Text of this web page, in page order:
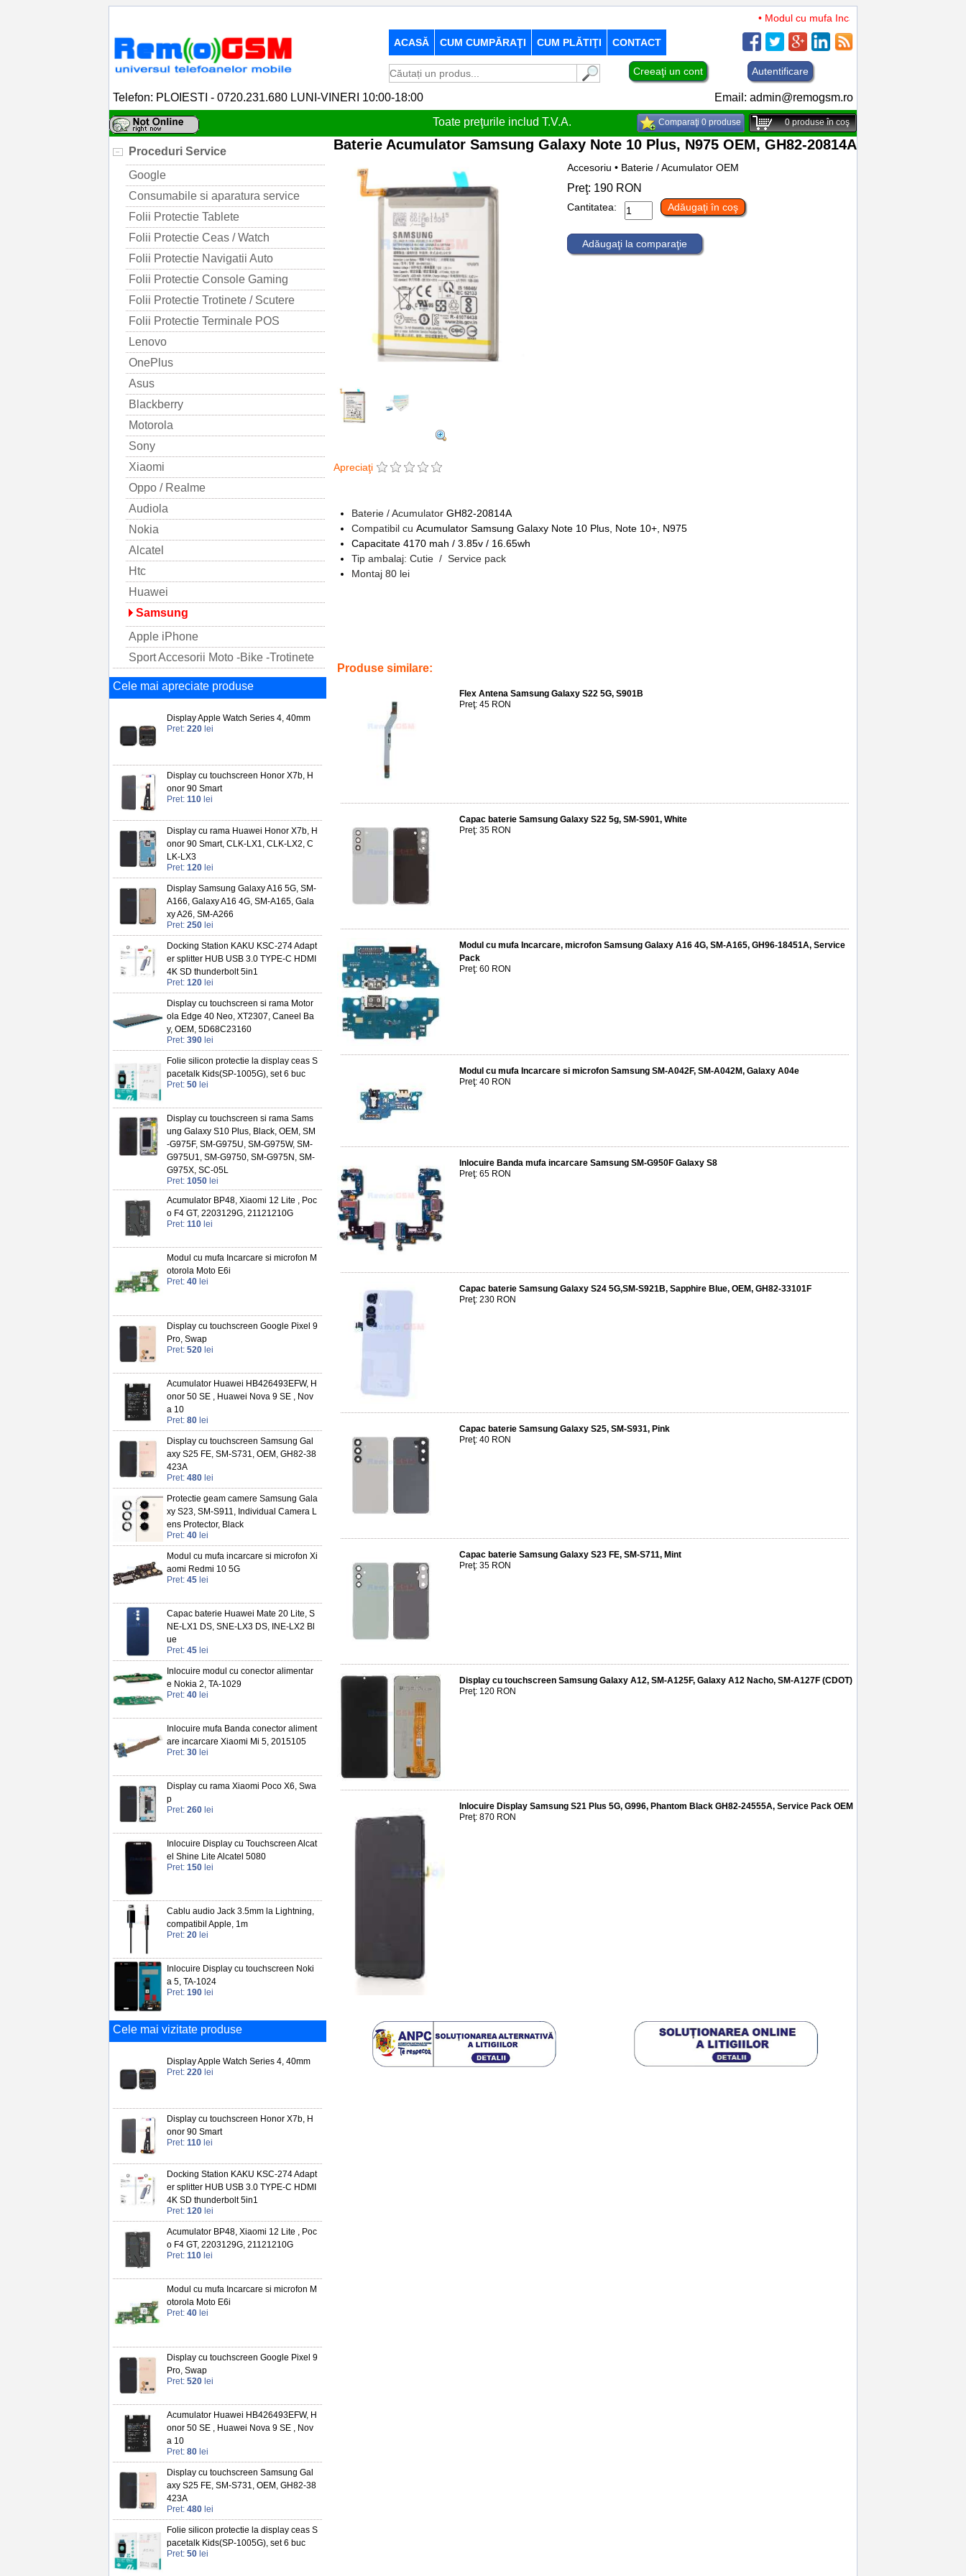
• Modul cu mufa Incarcare si microfon TCL 50
ACASĂ CUM CUMPĂRAŢI CUM PLĂTIŢI CONTACT
Creeaţi un cont Autentificare
Telefon: PLOIESTI - 0720.231.680 LUNI-VINERI 10:00-18:00 Email: admin@remogsm.ro
Toate preţurile includ T.V.A.
Comparaţi 0 produse 0produse în coş
Proceduri Service
Google
Consumabile si aparatura service
Folii Protectie Tablete
Folii Protectie Ceas / Watch
Folii Protectie Navigatii Auto
Folii Protectie Console Gaming
Folii Protectie Trotinete / Scutere
Folii Protectie Terminale POS
Lenovo
OnePlus
Asus
Blackberry
Motorola
Sony
Xiaomi
Oppo / Realme
Audiola
Nokia
Alcatel
Htc
Huawei
Samsung
Apple iPhone
Sport Accesorii Moto -Bike -Trotinete
Cele mai apreciate produse
Display Apple Watch Series 4, 40mm
Pret: 220 lei
Display cu touchscreen Honor X7b, H
onor 90 Smart
Pret: 110 lei
Display cu rama Huawei Honor X7b, H
onor 90 Smart, CLK-LX1, CLK-LX2, C
LK-LX3
Pret: 120 lei
Display Samsung Galaxy A16 5G, SM-
A166, Galaxy A16 4G, SM-A165, Gala
xy A26, SM-A266
Pret: 250 lei
Docking Station KAKU KSC-274 Adapt
er splitter HUB USB 3.0 TYPE-C HDMI
4K SD thunderbolt 5in1
Pret: 120 lei
Display cu touchscreen si rama Motor
ola Edge 40 Neo, XT2307, Caneel Ba
y, OEM, 5D68C23160
Pret: 390 lei
Folie silicon protectie la display ceas S
pacetalk Kids(SP-1005G), set 6 buc
Pret: 50 lei
Display cu touchscreen si rama Sams
ung Galaxy S10 Plus, Black, OEM, SM
-G975F, SM-G975U, SM-G975W, SM-
G975U1, SM-G9750, SM-G975N, SM-
G975X, SC-05L
Pret: 1050 lei
Acumulator BP48, Xiaomi 12 Lite , Poc
o F4 GT, 2203129G, 21121210G
Pret: 110 lei
Modul cu mufa Incarcare si microfon M
otorola Moto E6i
Pret: 40 lei
Display cu touchscreen Google Pixel 9
Pro, Swap
Pret: 520 lei
Acumulator Huawei HB426493EFW, H
onor 50 SE , Huawei Nova 9 SE , Nov
a 10
Pret: 80 lei
Display cu touchscreen Samsung Gal
axy S25 FE, SM-S731, OEM, GH82-38
423A
Pret: 480 lei
Protectie geam camere Samsung Gala
xy S23, SM-S911, Individual Camera L
ens Protector, Black
Pret: 40 lei
Modul cu mufa incarcare si microfon Xi
aomi Redmi 10 5G
Pret: 45 lei
Capac baterie Huawei Mate 20 Lite, S
NE-LX1 DS, SNE-LX3 DS, INE-LX2 Bl
ue
Pret: 45 lei
Inlocuire modul cu conector alimentar
e Nokia 2, TA-1029
Pret: 40 lei
Inlocuire mufa Banda conector aliment
are incarcare Xiaomi Mi 5, 2015105
Pret: 30 lei
Display cu rama Xiaomi Poco X6, Swa
p
Pret: 260 lei
Inlocuire Display cu Touchscreen Alcat
el Shine Lite Alcatel 5080
Pret: 150 lei
Cablu audio Jack 3.5mm la Lightning,
compatibil Apple, 1m
Pret: 20 lei
Inlocuire Display cu touchscreen Noki
a 5, TA-1024
Pret: 190 lei
Cele mai vizitate produse
Display Apple Watch Series 4, 40mm
Pret: 220 lei
Display cu touchscreen Honor X7b, H
onor 90 Smart
Pret: 110 lei
Docking Station KAKU KSC-274 Adapt
er splitter HUB USB 3.0 TYPE-C HDMI
4K SD thunderbolt 5in1
Pret: 120 lei
Acumulator BP48, Xiaomi 12 Lite , Poc
o F4 GT, 2203129G, 21121210G
Pret: 110 lei
Modul cu mufa Incarcare si microfon M
otorola Moto E6i
Pret: 40 lei
Display cu touchscreen Google Pixel 9
Pro, Swap
Pret: 520 lei
Acumulator Huawei HB426493EFW, H
onor 50 SE , Huawei Nova 9 SE , Nov
a 10
Pret: 80 lei
Display cu touchscreen Samsung Gal
axy S25 FE, SM-S731, OEM, GH82-38
423A
Pret: 480 lei
Folie silicon protectie la display ceas S
pacetalk Kids(SP-1005G), set 6 buc
Pret: 50 lei
Baterie Acumulator Samsung Galaxy Note 10 Plus, N975 OEM, GH82-20814A
Apreciaţi
Accesoriu • Baterie / Acumulator OEM
Preţ: 190 RON
Cantitatea: Adăugaţi în coş
Adăugaţi la comparaţie
Baterie / Acumulator GH82-20814A
Compatibil cu Acumulator Samsung Galaxy Note 10 Plus, Note 10+, N975
Capacitate 4170 mah / 3.85v / 16.65wh
Tip ambalaj: Cutie / Service pack
Montaj 80 lei
Produse similare:
Flex Antena Samsung Galaxy S22 5G, S901B
Preţ: 45 RON
Capac baterie Samsung Galaxy S22 5g, SM-S901, White
Preţ: 35 RON
Modul cu mufa Incarcare, microfon Samsung Galaxy A16 4G, SM-A165, GH96-18451A, Service
Pack
Preţ: 60 RON
Modul cu mufa Incarcare si microfon Samsung SM-A042F, SM-A042M, Galaxy A04e
Preţ: 40 RON
Inlocuire Banda mufa incarcare Samsung SM-G950F Galaxy S8
Preţ: 65 RON
Capac baterie Samsung Galaxy S24 5G,SM-S921B, Sapphire Blue, OEM, GH82-33101F
Preţ: 230 RON
Capac baterie Samsung Galaxy S25, SM-S931, Pink
Preţ: 40 RON
Capac baterie Samsung Galaxy S23 FE, SM-S711, Mint
Preţ: 35 RON
Display cu touchscreen Samsung Galaxy A12, SM-A125F, Galaxy A12 Nacho, SM-A127F (CDOT)
Preţ: 120 RON
Inlocuire Display Samsung S21 Plus 5G, G996, Phantom Black GH82-24555A, Service Pack OEM
Preţ: 870 RON